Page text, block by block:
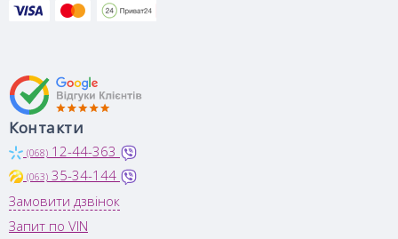
Контакти
(068) 12-44-363
(063) 35-34-144
Замовити дзвінок
Запит по VIN